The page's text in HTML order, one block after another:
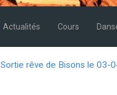
Actualités Cours
Sortie rêve de Bisons le 03-